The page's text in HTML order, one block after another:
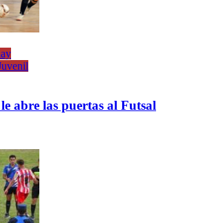
abre las puertas al Futsal